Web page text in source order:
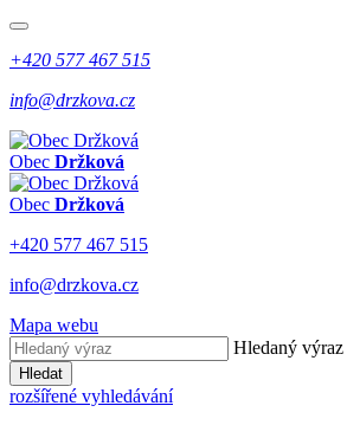
+420 577 467 515
info@drzkova.cz
Obec Držková
Obec Držková
+420 577 467 515
info@drzkova.cz
Mapa webu
Hledaný výraz
Hledat
rozšířené vyhledávání